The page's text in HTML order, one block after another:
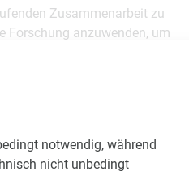
Zusammenarbeit zu
Forschung anzuwenden, um
dieses komplexen
Herausforderung
mit einem positiven
notwendig, während
nicht unbedingt